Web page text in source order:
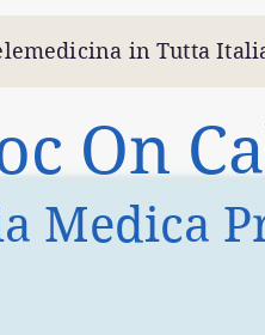
in Tutta
On
Medica